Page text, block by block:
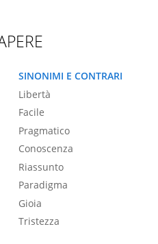
SINONIMI E CONTRARI
Libertà
Facile
Pragmatico
Conoscenza
Riassunto
Paradigma
Gioia
Tristezza